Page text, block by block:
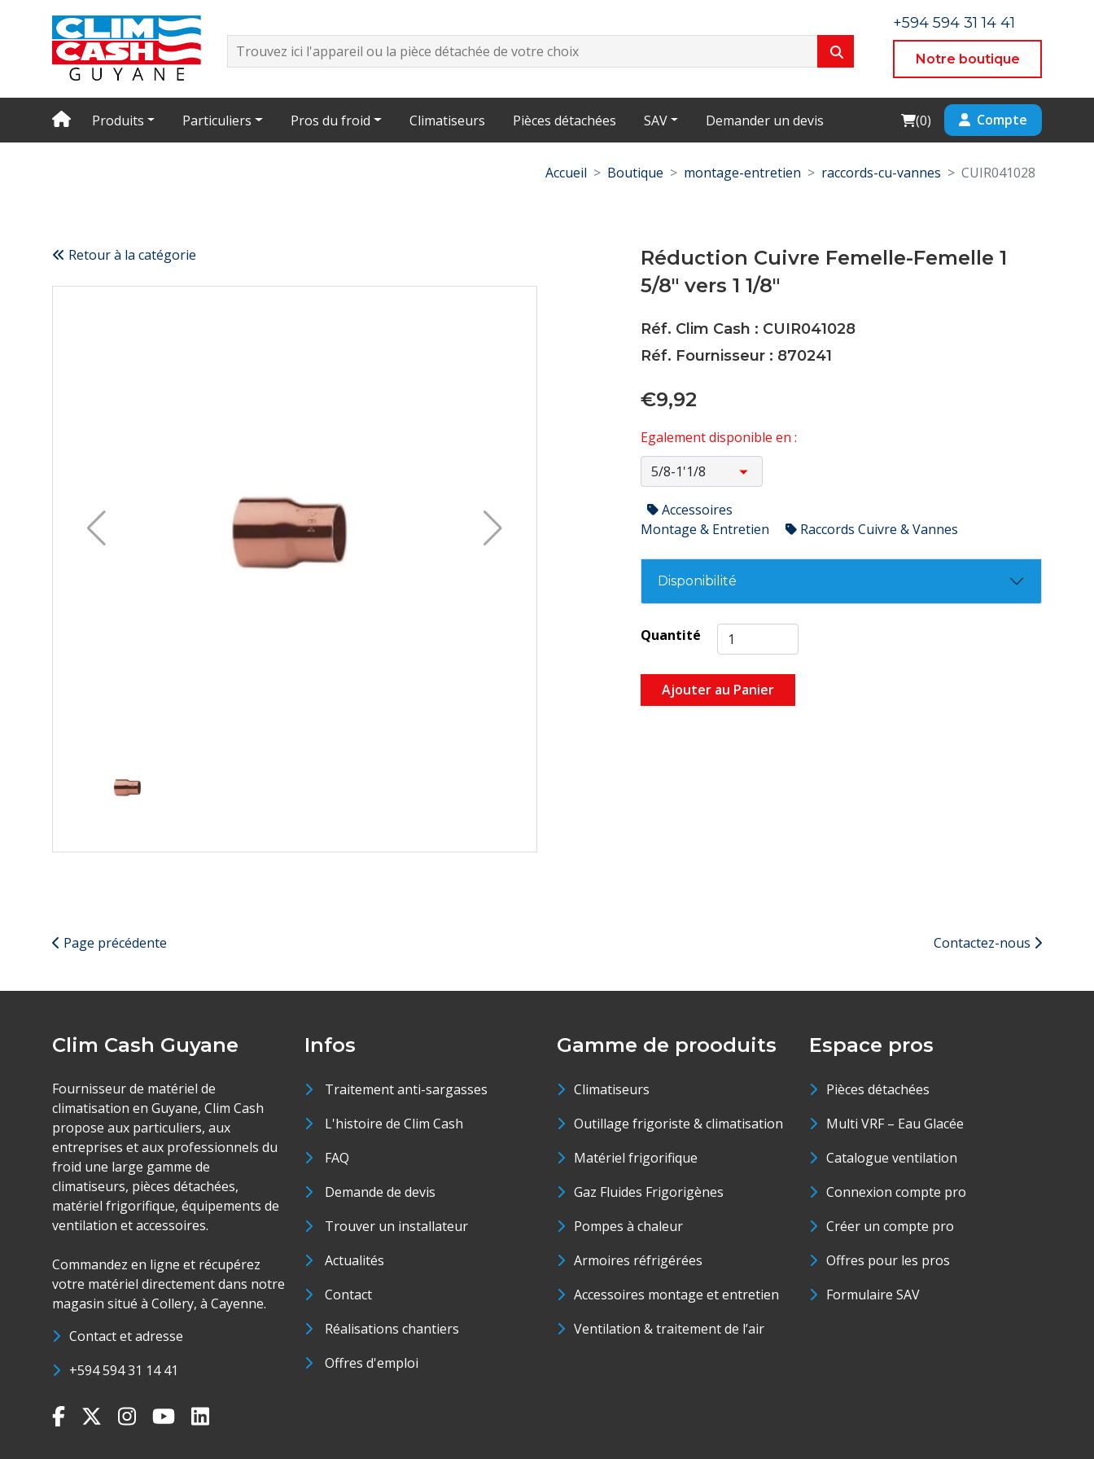
+594 594 31 14 41
Notre boutique
Produits Particuliers Pros du froid Climatiseurs Pièces détachées SAV Demander un devis Cart
(0) Compte
Accueil Boutique montage-entretien raccords-cu-vannes CUIR041028
Retour à la catégorie
Réduction Cuivre Femelle-Femelle 1
5/8" vers 1 1/8"
Réf. Clim Cash : CUIR041028
Réf. Fournisseur : 870241
€9,92
Egalement disponible en :
Accessoires
Montage & Entretien
Raccords Cuivre & Vannes
Disponibilité
Quantité
Ajouter au Panier
Page précédente Contactez-nous
Clim Cash Guyane
Fournisseur de matériel de
climatisation en Guyane, Clim Cash
propose aux particuliers, aux
entreprises et aux professionnels du
froid une large gamme de
climatiseurs, pièces détachées,
matériel frigorifique, équipements de
ventilation et accessoires.
Commandez en ligne et récupérez
votre matériel directement dans notre
magasin situé à Collery, à Cayenne.
Contact et adresse
+594 594 31 14 41
Infos
Traitement anti-sargasses
L'histoire de Clim Cash
FAQ
Demande de devis
Trouver un installateur
Actualités
Contact
Réalisations chantiers
Offres d'emploi
Gamme de prooduits
Climatiseurs
Outillage frigoriste & climatisation
Matériel frigorifique
Gaz Fluides Frigorigènes
Pompes à chaleur
Armoires réfrigérées
Accessoires montage et entretien
Ventilation & traitement de l’air
Espace pros
Pièces détachées
Multi VRF – Eau Glacée
Catalogue ventilation
Connexion compte pro
Créer un compte pro
Offres pour les pros
Formulaire SAV